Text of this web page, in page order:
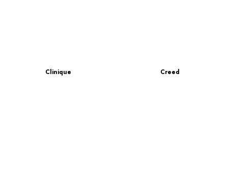
Clinique Creed